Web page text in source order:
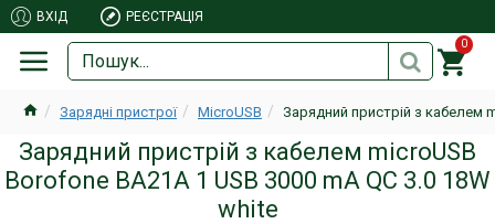
ВХІД РЕЄСТРАЦІЯ
0
Зарядні пристрої MicroUSB Зарядний пристрій з кабелем
Зарядний пристрій з кабелем microUSB
Borofone BA21A 1 USB 3000 mA QC 3.0 18W
white